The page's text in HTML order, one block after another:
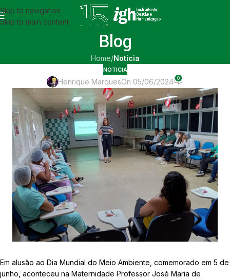
Skip to navigation
Skip to main content
Blog
Home/Noticia
NOTICIA
Henrique MarquesOn 05/06/2024 0
Em alusão ao Dia Mundial do Meio Ambiente, comemorado em 5 de
junho, aconteceu na Maternidade Professor José Maria de